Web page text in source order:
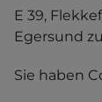
E 39,
Egersund
Sie haben